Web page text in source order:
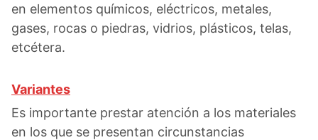
en elementos químicos, eléctricos, metales,
gases, rocas o piedras, vidrios, plásticos, telas,
etcétera.
Variantes
Es importante prestar atención a los materiales
en los que se presentan circunstancias